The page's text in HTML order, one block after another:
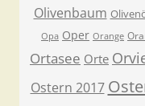
Olivenbaum
Opa Oper Orange
Ortasee Orte
Ostern 2017